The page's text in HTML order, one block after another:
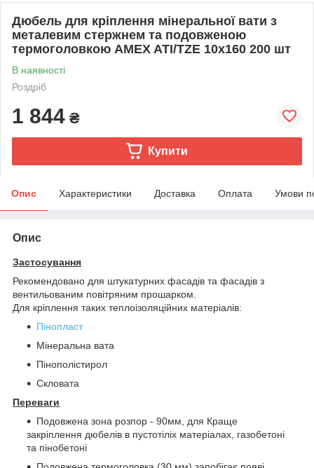
Дюбель для кріплення мінеральної вати з
металевим стержнем та подовженою
термоголовкою AMEX ATI/TZE 10х160 200 шт
В наявності
Роздріб
1 844 ₴
Купити
Опис Характеристики Доставка Оплата Умови
Опис
Застосування
Рекомендовано для штукатурних фасадів та фасадів з
вентильованим повітряним прошарком.
Для кріплення таких теплоізоляційних матеріалів:
Пінопласт
Мінеральна вата
Пінополістирол
Скловата
Переваги
Подовжена зона розпор - 90мм, для Краще
закріплення дюбелів в пустотіліх матеріалах, газобетоні
та пінобетоні